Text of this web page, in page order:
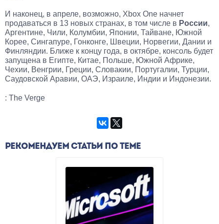
И наконец, в апреле, возможно, Xbox One начнет
продаваться в 13 новых странах, в том числе в России,
Аргентине, Чили, Колумбии, Японии, Тайване, Южной
Корее, Сингапуре, Гонконге, Швеции, Норвегии, Дании и
Финляндии. Ближе к концу года, в октябре, консоль будет
запущена в Египте, Китае, Польше, Южной Африке,
Чехии, Венгрии, Греции, Словакии, Португалии, Турции,
Саудовской Аравии, ОАЭ, Израиле, Индии и Индонезии.
: The Verge
РЕКОМЕНДУЕМ СТАТЬИ ПО ТЕМЕ